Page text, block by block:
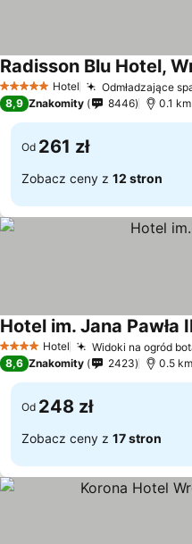
5 KategoriaHotel Odmładzające
Radisson Blu Hotel,
8,9 Znakomity 8446 0.1
Od 261 zł
Zobacz ceny z 12 stron
4 KategoriaHotel Widoki na ogród
Hotel im. Jana Pawła
8,6 Znakomity 2423 0.5
Od 248 zł
Zobacz ceny z 17 stron